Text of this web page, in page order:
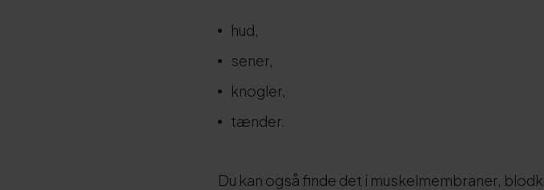
hud,
sener,
knogler,
tænder.
Du kan også finde det i muskelmembraner,